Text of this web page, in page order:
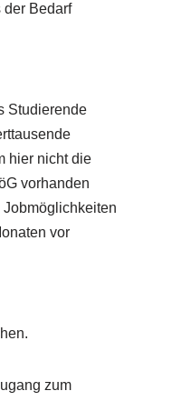
der Bedarf
Studierende
hier nicht die
vorhanden
vor
zum